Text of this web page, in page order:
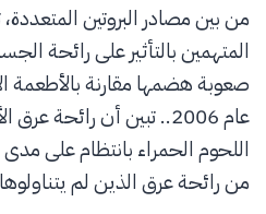
من بين مصادر البروتين المتعددة،
المتهمين بالتأثير على رائحة
صعوبة هضمها مقارنة بالأطعمة
عام 2006.. تبين أن رائحة
اللحوم الحمراء بانتظام على
من رائحة عرق الذين لم